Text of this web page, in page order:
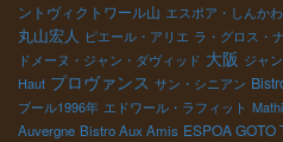
ントヴィクトワール山 エスポア・しんかわ
丸山宏人 ピエール・アリエ ラ・グロス・
ドメーヌ・ジャン・ダヴィッド 大阪 ジャ
Haut プロヴァンス サン・シニアン
ブール1996年 エドワール・ラフィット
Auvergne Bistro Aux Amis ESPOA GOTO